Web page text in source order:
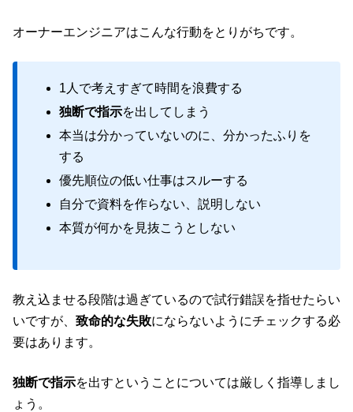
オーナーエンジニアはこんな行動をとりがちです。
1人で考えすぎて時間を浪費する
独断で指示を出してしまう
本当は分かっていないのに、分かったふりを
する
優先順位の低い仕事はスルーする
自分で資料を作らない、説明しない
本質が何かを見抜こうとしない
教え込ませる段階は過ぎているので試行錯誤を指せたらい
いですが、 致命的な失敗にならないようにチェックする必
要はあります。
独断で指示を出すということについては厳しく指導しまし
ょう。